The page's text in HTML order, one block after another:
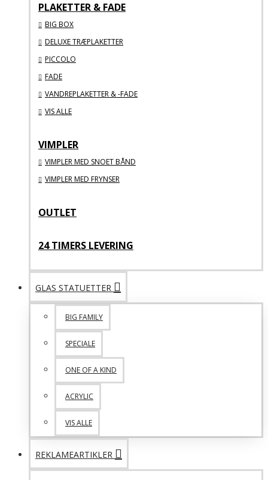
PLAKETTER & FADE
BIG BOX
DELUXE TRÆPLAKETTER
PICCOLO
FADE
VANDREPLAKETTER & -FADE
VIS ALLE
VIMPLER
VIMPLER MED SNOET BÅND
VIMPLER MED FRYNSER
OUTLET
24 TIMERS LEVERING
GLAS STATUETTER
BIG FAMILY
SPECIALE
ONE OF A KIND
ACRYLIC
VIS ALLE
REKLAMEARTIKLER